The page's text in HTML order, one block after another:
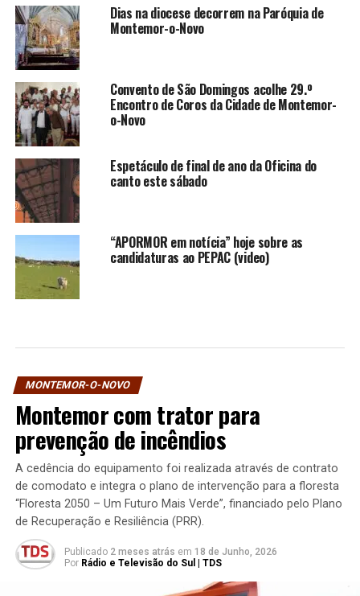
Dias na diocese decorrem na Paróquia de
Montemor-o-Novo
Convento de São Domingos acolhe 29.º
Encontro de Coros da Cidade de Montemor-
o-Novo
Espetáculo de final de ano da Oficina do
canto este sábado
“APORMOR em notícia” hoje sobre as
candidaturas ao PEPAC (video)
MONTEMOR-O-NOVO
Montemor com trator para
prevenção de incêndios
A cedência do equipamento foi realizada através de contrato
de comodato e integra o plano de intervenção para a floresta
“Floresta 2050 – Um Futuro Mais Verde”, financiado pelo Plano
de Recuperação e Resiliência (PRR).
Publicado 2 meses atrás em 18 de Junho, 2026
Por Rádio e Televisão do Sul | TDS